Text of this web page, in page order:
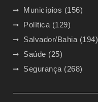
Municípios (156)
Política (129)
Salvador/Bahia (194)
Saúde (25)
Segurança (268)